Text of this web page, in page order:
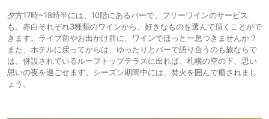
夕方17時~18時半には、10階にあるバーで、フリーワインのサービス
も。赤白それぞれ3種類のワインから、好きなものを選んで頂くことがで
きます。ライブ前やお出かけ前に、ワインでほっと一息つきませんか？
また、ホテルに戻ってからは、ゆったりとバーで語り合うのも旅ならで
は。併設されているルーフトップテラスに出れば、札幌の空の下、思い
思いの夜を過ごせます。シーズン期間中には、焚火を囲んで癒されまし
ょう。